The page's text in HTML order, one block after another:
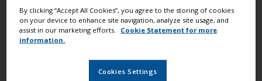
Voit käyttää maalilaskuriamme tarvittavan
maalimäärän määrittämiseen. Syötä veneen
tyyppi ja mitat, käyttämäsi tuote ja
By clicking “Accept All Cookies”, you agree to the storing of cookies
on your device to enhance site navigation, analyze site usage, and
assist in our marketing efforts.
Cookie Statement for more
information.
Cookies Settings